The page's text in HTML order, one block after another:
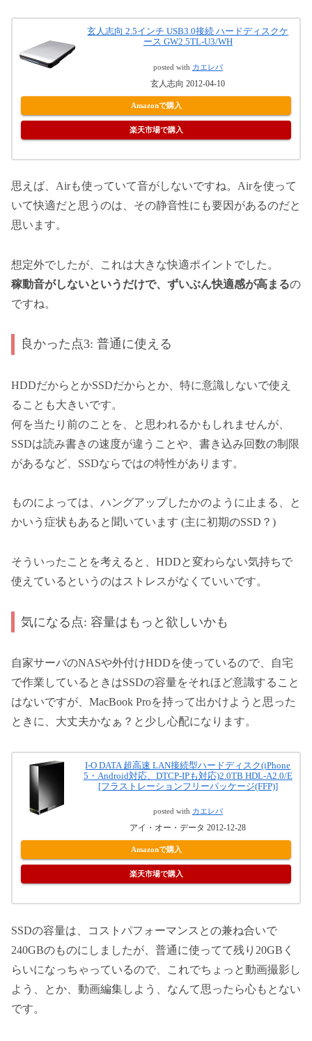
玄人志向 2.5インチ USB3.0接続 ハードディスクケ
ース GW2.5TL-U3/WH
posted with カエレバ
玄人志向 2012-04-10
Amazonで購入
楽天市場で購入
思えば、Airも使っていて音がしないですね。Airを使って
いて快適だと思うのは、その静音性にも要因があるのだと
思います。
想定外でしたが、これは大きな快適ポイントでした。
稼動音がしないというだけで、ずいぶん快適感が高まるの
ですね。
良かった点3: 普通に使える
HDDだからとかSSDだからとか、特に意識しないで使え
ることも大きいです。
何を当たり前のことを、と思われるかもしれませんが、
SSDは読み書きの速度が違うことや、書き込み回数の制限
があるなど、SSDならではの特性があります。
ものによっては、ハングアップしたかのように止まる、と
かいう症状もあると聞いています (主に初期のSSD？)
そういったことを考えると、HDDと変わらない気持ちで
使えているというのはストレスがなくていいです。
気になる点: 容量はもっと欲しいかも
自家サーバのNASや外付けHDDを使っているので、自宅
で作業しているときはSSDの容量をそれほど意識すること
はないですが、MacBook Proを持って出かけようと思った
ときに、大丈夫かなぁ？と少し心配になります。
I-O DATA 超高速 LAN接続型ハードディスク(iPhone
5・Android対応、DTCP-IPも対応)2.0TB HDL-A2.0/E
[フラストレーションフリーパッケージ(FFP)]
posted with カエレバ
アイ・オー・データ 2012-12-28
Amazonで購入
楽天市場で購入
SSDの容量は、コストパフォーマンスとの兼ね合いで
240GBのものにしましたが、普通に使ってて残り20GBく
らいになっちゃっているので、これでちょっと動画撮影し
よう、とか、動画編集しよう、なんて思ったら心もとない
です。